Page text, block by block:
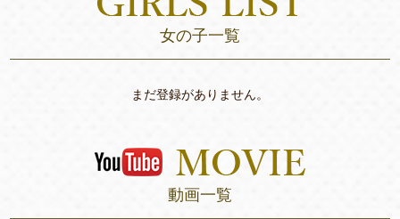
女の子一覧
まだ登録がありません。
動画一覧